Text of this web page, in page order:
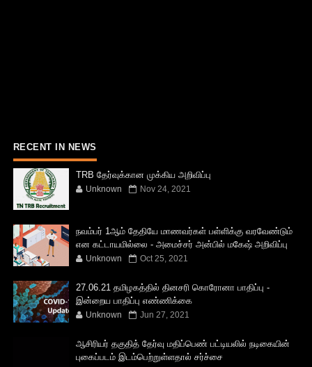
RECENT IN NEWS
TRB தேர்வுக்கான முக்கிய அறிவிப்பு
Unknown Nov 24, 2021
நவம்பர் 1ஆம் தேதியே மாணவர்கள் பள்ளிக்கு வரவேண்டும்
என கட்டாயமில்லை - அமைச்சர் அன்பில் மகேஷ் அறிவிப்பு
Unknown Oct 25, 2021
27.06.21 தமிழகத்தில் தினசரி கொரோனா பாதிப்பு -
இன்றைய பாதிப்பு எண்ணிக்கை
Unknown Jun 27, 2021
ஆசிரியர் தகுதித் தேர்வு மதிப்பெண் பட்டியலில் நடிகையின்
புகைப்படம் இடம்பெற்றுள்ளதால் சர்ச்சை